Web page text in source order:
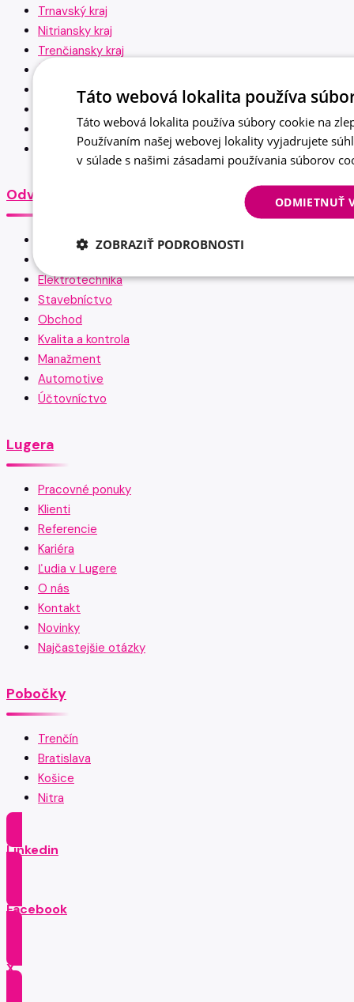
Trnavský kraj
Nitriansky kraj
Trenčiansky kraj
Žilinský kraj
Banskobystrický kraj
Prešovský kraj
Celé Slovensko
Odvetvia
Výroba
Elektrotechnika
Stavebníctvo
Obchod
Kvalita a kontrola
Manažment
Automotive
Účtovníctvo
Lugera
Pracovné ponuky
Klienti
Referencie
Kariéra
Ľudia v Lugere
O nás
Kontakt
Novinky
Najčastejšie otázky
Pobočky
Trenčín
Bratislava
Košice
Nitra
Linkedin
Facebook
X
Táto webová lokalita používa
Táto webová lokalita používa súbory cookie na
Používaním našej webovej lokality vyjadrujete
v súlade s našimi zásadami používania súborov
ODMIETNUŤ
ZOBRAZIŤ PODROBNOSTI